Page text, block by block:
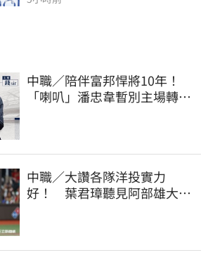
中職／陪伴富邦悍將10年！
「喇叭」潘忠韋暫別主場轉
中職／大讚各隊洋投實力
好！ 葉君璋聽見阿部雄大被